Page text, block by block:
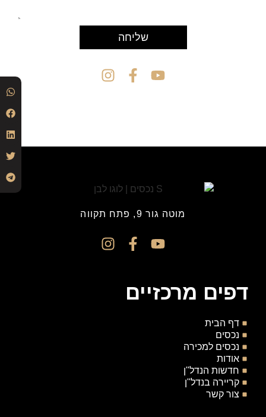
שליחה
מוטה גור 9, פתח תקווה
דפים מרכזיים
דף הבית
נכסים
נכסים למכירה
אודות
חדשות הנדל"ן
קריירה בנדל"ן
צור קשר